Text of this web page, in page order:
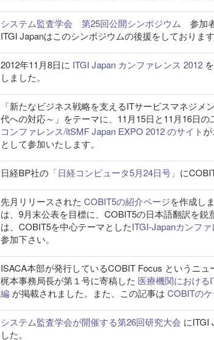
システム監査学会 第25回公開シンポジウム
参加
ITGI Japanはこのシンポジウムの後援をしております
2012年11月8日に ITGI Japan カンファレンス 2012
しました。
「新たなビジネス戦略を支えるITサービスマネジ
代への対応～」をテーマに、11月15日と11月16日の
コンファレンス/itSMF Japan EXPO 2012 のサイト
として参加いたします。
日経BP社の 「日経コンピュータ5月24日号」 に
先月リリースされた COBIT5の紹介ページを作成し
は、9月末公表を目標に、COBIT5の日本語翻訳を
は、COBIT5を中心テーマとしたITGI-Japanカンフ
参加下さい。
ISACA本部が発行しているCOBIT Focus というニ
梶本事務局長が第１号に寄稿した 医療機関における
編 が掲載されました。また、この記事は COBITの
システム監査学会が開催する第26回研究大会 にITGI
した。